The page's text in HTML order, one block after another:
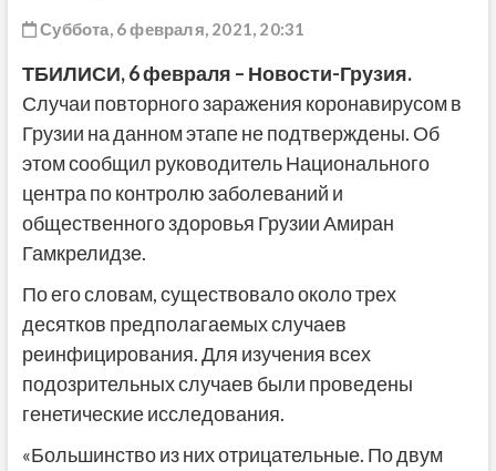
Суббота, 6 февраля, 2021, 20:31
ТБИЛИСИ, 6 февраля – Новости-Грузия.
Случаи повторного заражения коронавирусом в
Грузии на данном этапе не подтверждены. Об
этом сообщил руководитель Национального
центра по контролю заболеваний и
общественного здоровья Грузии Амиран
Гамкрелидзе.
По его словам, существовало около трех
десятков предполагаемых случаев
реинфицирования. Для изучения всех
подозрительных случаев были проведены
генетические исследования.
«Большинство из них отрицательные. По двум